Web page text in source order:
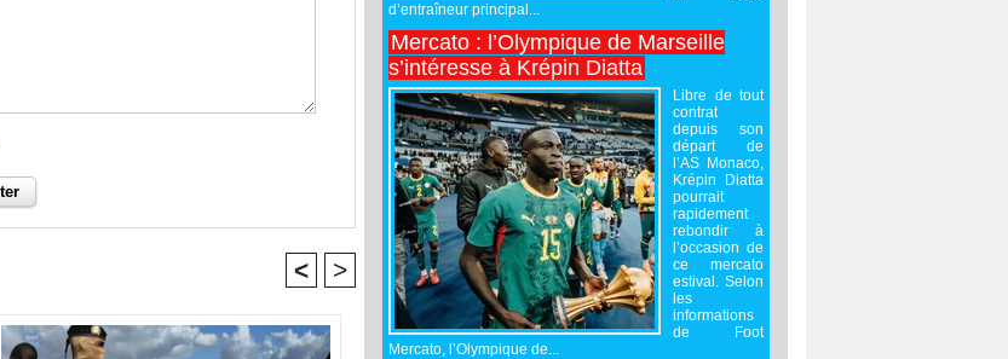
< >
d’entraîneur principal...
Mercato : l’Olympique de Marseille
s’intéresse à Krépin Diatta
Libre de tout
contrat
depuis son
départ de
l’AS Monaco,
Krépin Diatta
pourrait
rapidement
rebondir à
l’occasion de
ce mercato
estival. Selon
les
informations
de Foot
Mercato, l’Olympique de...